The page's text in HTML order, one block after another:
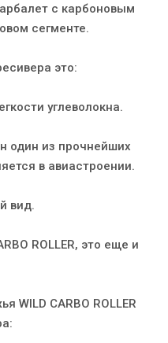
с карбоновым
сегменте.
это:
углеволокна.
один из прочнейших
в авиастроении.
вид.
ROLLER, это еще и
WILD CARBO ROLLER